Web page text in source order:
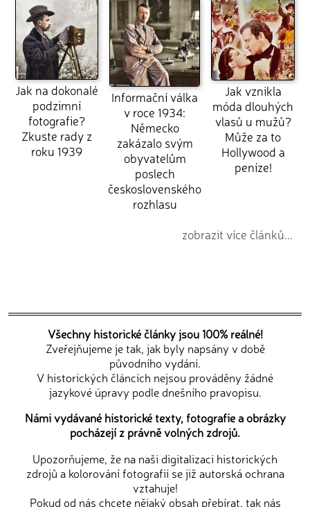
Jak na dokonalé
podzimní
fotografie?
Zkuste rady z
roku 1939
Informační válka
v roce 1934:
Německo
zakázalo svým
obyvatelům
poslech
československého
rozhlasu
Jak vznikla
móda dlouhých
vlasů u mužů?
Může za to
Hollywood a
peníze!
zobrazit více článků...
Všechny historické články jsou 100% reálné!
Zveřejňujeme je tak, jak byly napsány v době
původního vydání.
V historických článcích nejsou prováděny žádné
jazykové úpravy podle dnešního pravopisu.
Námi vydávané historické texty, fotografie a obrázky
pocházejí z právně volných zdrojů.
Upozorňujeme, že na naši digitalizaci historických
zdrojů a kolorování fotografií se již autorská ochrana
vztahuje!
Pokud od nás chcete nějaký obsah přebírat, tak nás